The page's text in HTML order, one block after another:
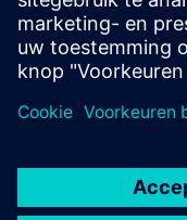
uw persoonlijke
gepersonaliseerde
Stuur een